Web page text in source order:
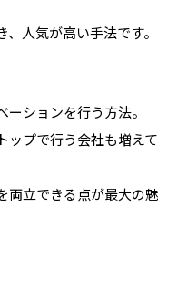
、人気が高い手法です。
ションを行う方法。
ップで行う会社も増えて
両立できる点が最大の魅